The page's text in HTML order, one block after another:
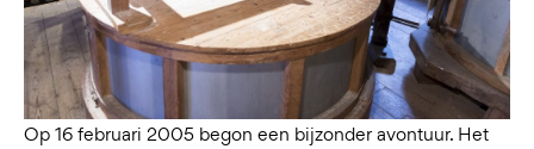
Op 16 februari 2005 begon een bijzonder avontuur. Het